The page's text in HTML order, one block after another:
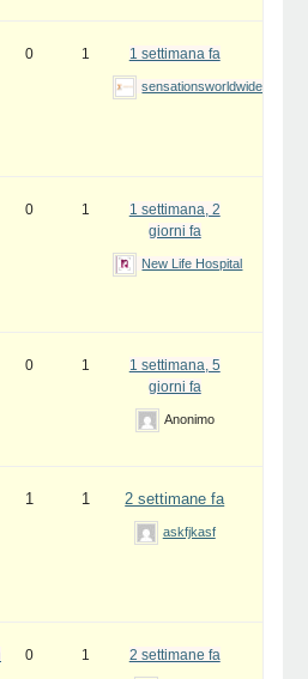
0 1 1 settimana fa
sensationsworldwide
0 1
1 settimana, 2
giorni fa
New Life Hospital
0 1
1 settimana, 5
giorni fa
Anonimo
1 1 2 settimane fa
askfjkasf
0 1 2 settimane fa